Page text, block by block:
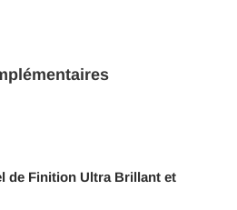
de Finition Ultra Brillant et